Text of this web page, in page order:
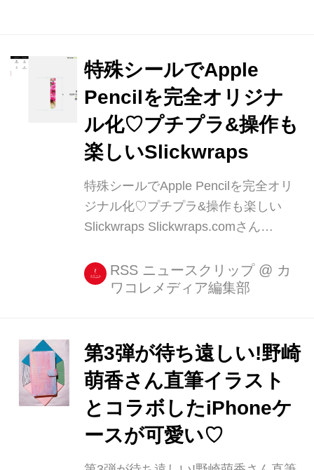
特殊シールでApple
Pencilを完全オリジナ
ル化♡プチプラ&操作も
楽しいSlickwraps
特殊シールでApple Pencilを完全オリ
ジナル化♡プチプラ&操作も楽しい
Slickwraps Slickwraps.comさん
2017 6月 7 11:11午前 PDT オリジナル
のiPhoneケース作成サービスは日本に
RSS ニュースクリップ @ カ
ワコレメディア編集部
第3弾が待ち遠しい!野崎
萌香さん直筆イラスト
とコラボしたiPhoneケ
ースが可愛い♡